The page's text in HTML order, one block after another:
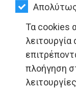
Τα cookies
πλοήγηση
ΣΠΙΤΙ-
ΚΗΠΟΣ